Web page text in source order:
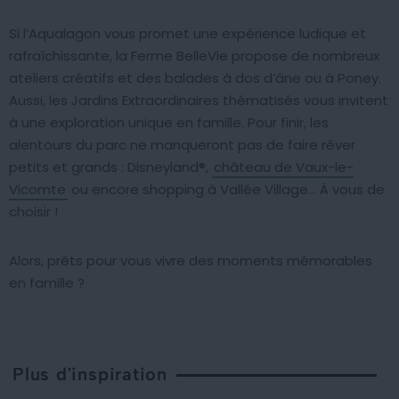
Si l’Aqualagon vous promet une expérience ludique et
rafraîchissante, la Ferme BelleVie propose de nombreux
ateliers créatifs et des balades à dos d’âne ou à Poney.
Aussi, les Jardins Extraordinaires thématisés vous invitent
à une exploration unique en famille. Pour finir, les
alentours du parc ne manqueront pas de faire rêver
petits et grands : Disneyland®, château de Vaux-le-
Vicomte ou encore shopping à Vallée Village… À vous de
choisir !
Alors, prêts pour vous vivre des moments mémorables
en famille ?
Plus d'inspiration